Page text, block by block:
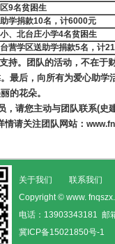
9名贫困生
学捐款10名，计6000元
、北台庄小学4名贫困生
营学区送助学捐款5名，计
。团队的活动，不在于
最后，向所有为爱心助
的花朵。
请您主动与团队联系(史
网站：
关于我们
联系我们
Copyright © www.
电话：13903343181 邮
冀ICP备15021850号-1